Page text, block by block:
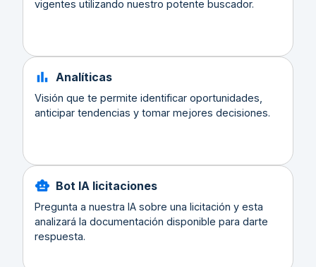
vigentes utilizando nuestro potente buscador.
Analíticas
Visión que te permite identificar oportunidades,
anticipar tendencias y tomar mejores decisiones.
Bot IA licitaciones
Pregunta a nuestra IA sobre una licitación y esta
analizará la documentación disponible para darte
respuesta.